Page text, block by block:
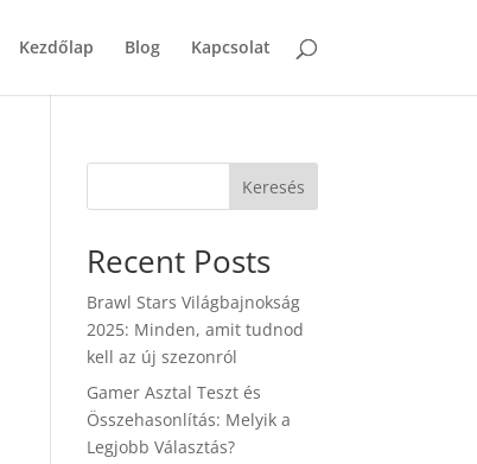
Kezdőlap Blog Kapcsolat
Keresés
Recent Posts
Brawl Stars Világbajnokság
2025: Minden, amit tudnod
kell az új szezonról
Gamer Asztal Teszt és
Összehasonlítás: Melyik a
Legjobb Választás?